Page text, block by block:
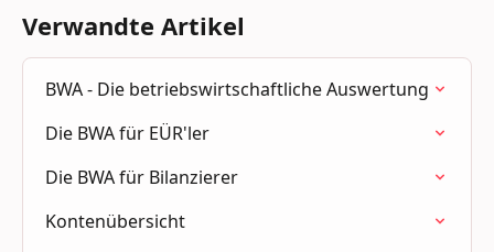
Verwandte Artikel
BWA - Die betriebswirtschaftliche Auswertung
Die BWA für EÜR'ler
Die BWA für Bilanzierer
Kontenübersicht